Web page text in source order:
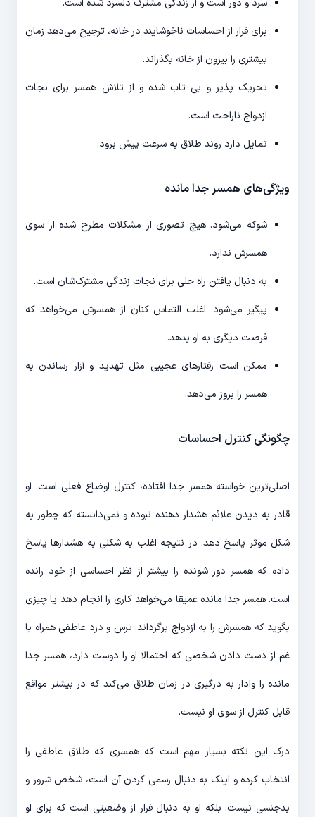
سرد و دور است و از زندگی مشترک دلسرد شده است.
برای فرار از احساسات ناخوشایند در خانه، ترجیح می­‌دهد زمان
بیشتری را بیرون از خانه بگذراند.
تحریک پذیر و بی تاب شده و از تلاش همسر برای نجات
ازدواج ناراحت است.
تمایل دارد روند طلاق به سرعت پیش برود.
ویژگی‌­های همسر جدا مانده
شوکه می‌­شود. هیچ تصوری از مشکلات مطرح شده از سوی
همسرش ندارد.
به دنبال یافتن راه حلی برای نجات زندگی مشترک‌شان است.
پیگیر می‌­شود. اغلب التماس کنان از همسرش می­‌خواهد که
فرصت دیگری به او بدهد.
ممکن است رفتارهای عجیبی مثل تهدید و آزار رساندن به
همسر را بروز می­‌دهد.
چگونگی کنترل احساسات
اصلی‌­ترین خواسته همسر جدا افتاده، کنترل اوضاع فعلی است. او
قادر به دیدن علائم هشدار دهنده نبوده و نمی‌­دانسته که چطور به
شکل موثر پاسخ دهد. در نتیجه اغلب به شکلی به هشدارها پاسخ
داده که همسر دور شونده را بیشتر از نظر احساسی از خود رانده
است. همسر جدا مانده عمیقا می‌­خواهد کاری را انجام دهد یا چیزی
بگوید که همسرش را به ازدواج برگرداند. ترس و درد عاطفی همراه با
غم از دست دادن شخصی که احتمالا او را دوست دارد، همسر جدا
مانده را وادار به درگیری در زمان طلاق می­‌کند که در بیشتر مواقع
قابل کنترل از سوی او نیست.
درک این نکته بسیار مهم است که همسری که طلاق عاطفی را
انتخاب کرده و اینک به دنبال رسمی کردن آن است، شخص شرور و
بدجنسی نیست. بلکه او به دنبال فرار از وضعیتی است که برای او